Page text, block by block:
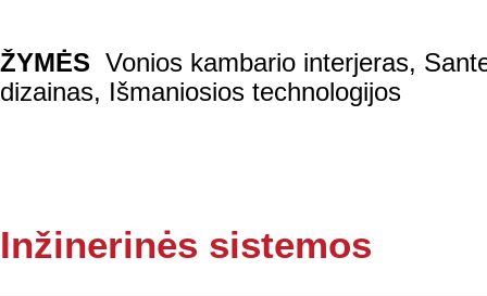
ŽYMĖS Vonios kambario interjeras,
dizainas, Išmaniosios technologijos
Inžinerinės sistemos